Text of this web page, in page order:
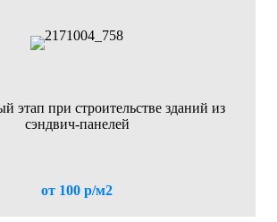
этап при строительстве зданий из
сэндвич-панелей
от 100 р/м2